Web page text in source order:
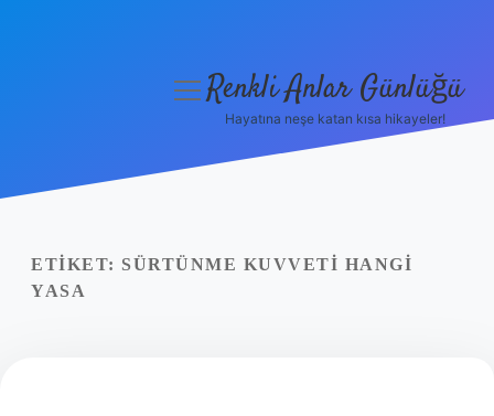
Yasal Uyarı
menüyüRenkli Anlar Günlüğü
Hayatına neşe katan kısa hikayeler!
ETIKET: SÜRTÜNME KUVVETI HANGI
YASA